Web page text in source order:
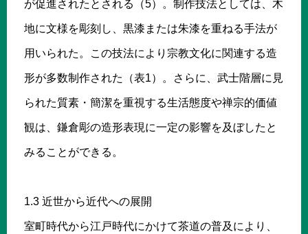
が促進されたとされる（5）。制作技法としては、木
地に文様を彫刻し、黒漆または朱漆を重ねる手法が
用いられた。この技法により宗教文化に関連する造
形が多数制作された（表1）。さらに、武士階層に見
られた質素・簡潔を重視する生活態度や禅宗的価値
観は、鎌倉彫の造形表現に一定の影響を及ぼしたと
みることができる。
1.3 近世から近代への展開
室町時代から江戸時代にかけて茶道の普及により、